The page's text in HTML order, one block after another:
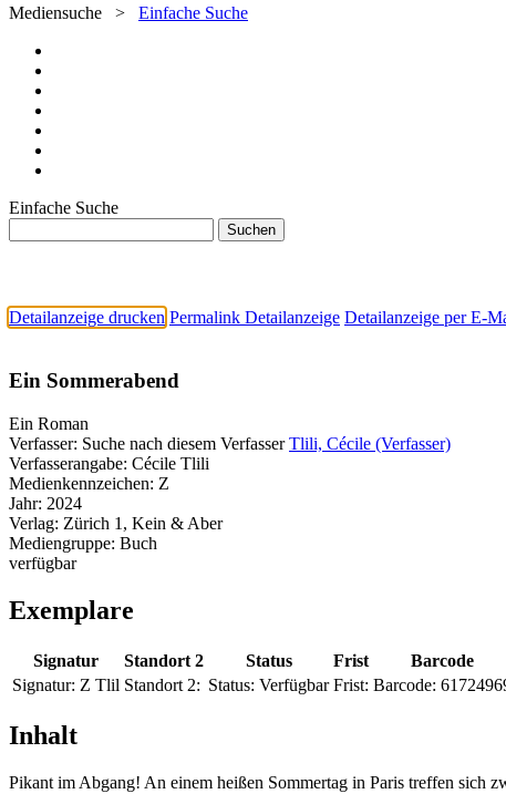
Mediensuche > Einfache Suche
Einfache Suche
Detailanzeige drucken Permalink Detailanzeige Detailanzeige per E-
Ein Sommerabend
Ein Roman
Verfasser: Suche nach diesem Verfasser Tlili, Cécile (Verfasser)
Verfasserangabe: Cécile Tlili
Medienkennzeichen: Z
Jahr: 2024
Verlag: Zürich 1, Kein & Aber
Mediengruppe: Buch
verfügbar
Exemplare
Signatur Standort 2 Status Frist
Barcode
Signatur: Z Tlil Standort 2: Status: Verfügbar Frist: Barcode:
Inhalt
Pikant im Abgang! An einem heißen Sommertag in Paris treffen sich